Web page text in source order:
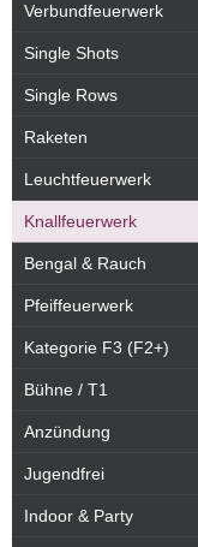
Verbundfeuerwerk
Single Shots
Single Rows
Raketen
Leuchtfeuerwerk
Knallfeuerwerk
Bengal & Rauch
Pfeiffeuerwerk
Kategorie F3 (F2+)
Bühne / T1
Anzündung
Jugendfrei
Indoor & Party